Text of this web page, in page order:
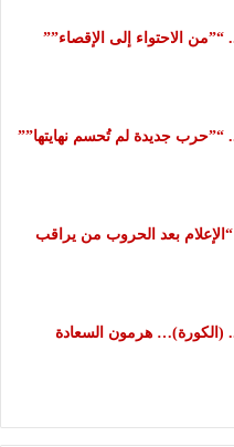
كلمة العدد 1479 “الإعلام بعد الحروب من يراقب